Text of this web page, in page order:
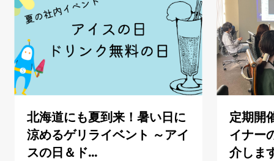
北海道にも夏到来！暑い日に
涼めるゲリライベント ～アイ
スの日＆ド…
定期開
イナー
介しま